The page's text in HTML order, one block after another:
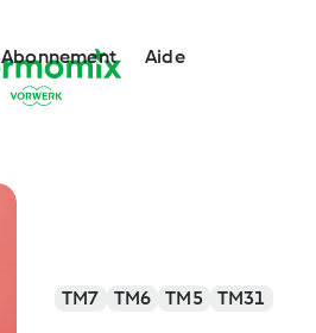
Abonnement Aide
TM7 TM6 TM5 TM31